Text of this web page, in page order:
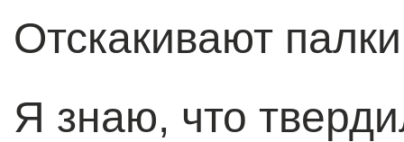
Отскакивают
Я знаю, что